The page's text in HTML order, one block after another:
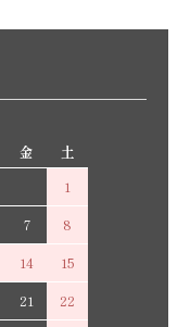
金
土
1
7
8
14
15
21
22